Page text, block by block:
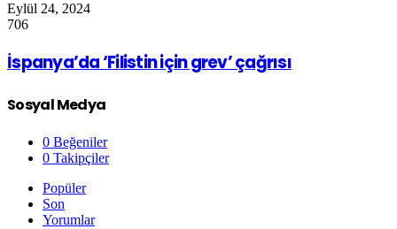
Eylül 24, 2024
706
İspanya’da ‘Filistin için grev’ çağrısı
Sosyal Medya
0 Beğeniler
0 Takipçiler
Popüler
Son
Yorumlar